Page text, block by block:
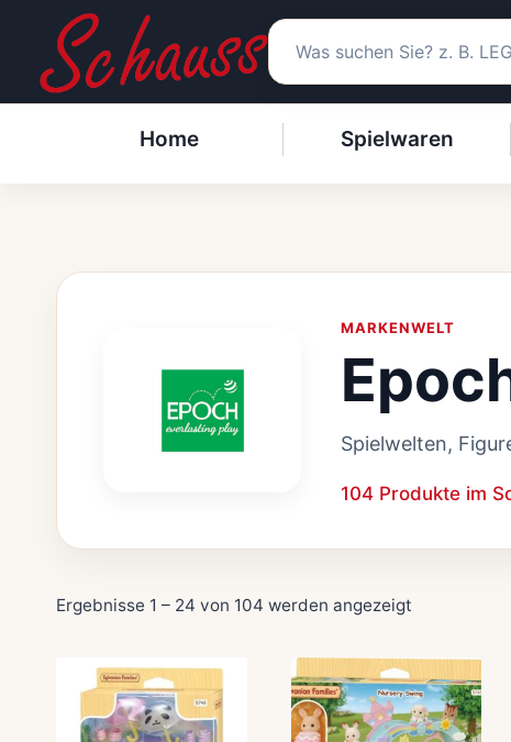
springen
Home Spielwaren
MARKENWELT
Spielwelten,
104 Produkte im
Ergebnisse 1 – 24 von 104 werden angezeigt